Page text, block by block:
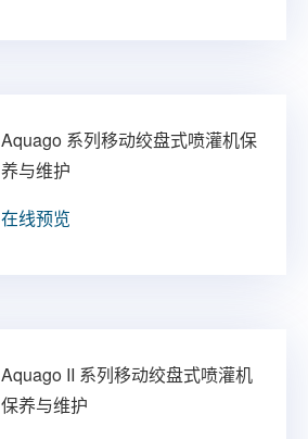
Aquago 系列移动绞盘式喷灌机保
养与维护
在线预览
Aquago II 系列移动绞盘式喷灌机
保养与维护